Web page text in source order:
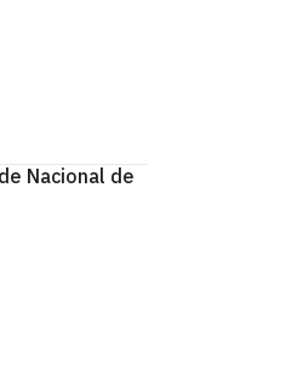
Nacional de